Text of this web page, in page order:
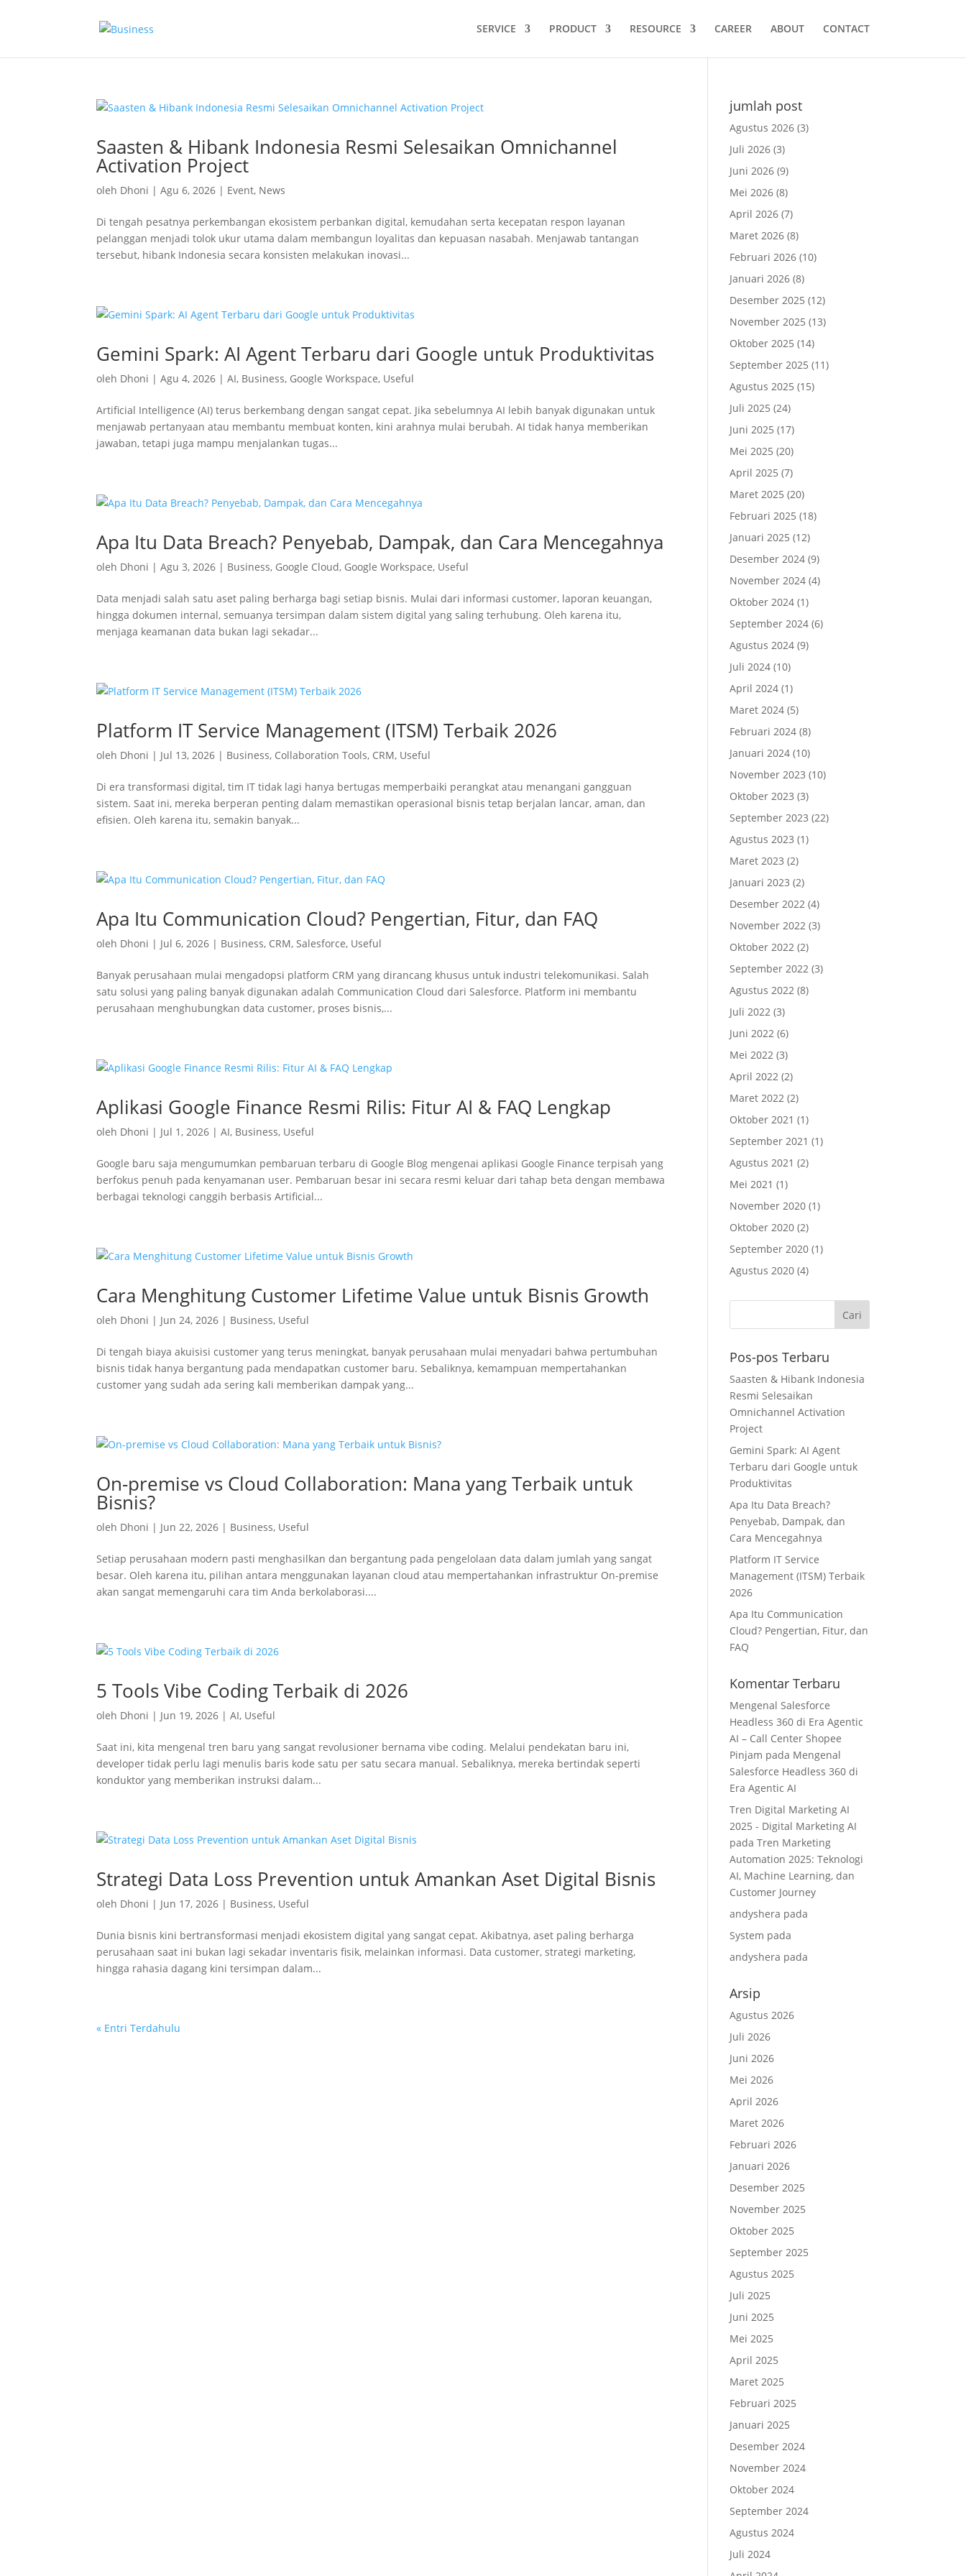
SERVICE PRODUCT RESOURCE CAREER ABOUT CONTACT
Saasten & Hibank Indonesia Resmi Selesaikan Omnichannel
Activation Project
oleh Dhoni |Agu 6, 2026 | Event, News
Di tengah pesatnya perkembangan ekosistem perbankan digital, kemudahan serta kecepatan respon layanan
pelanggan menjadi tolok ukur utama dalam membangun loyalitas dan kepuasan nasabah. Menjawab tantangan
tersebut, hibank Indonesia secara konsisten melakukan inovasi...
Gemini Spark: AI Agent Terbaru dari Google untuk Produktivitas
oleh Dhoni |Agu 4, 2026 |AI, Business, Google Workspace, Useful
Artificial Intelligence (AI) terus berkembang dengan sangat cepat. Jika sebelumnya AI lebih banyak digunakan untuk
menjawab pertanyaan atau membantu membuat konten, kini arahnya mulai berubah. AI tidak hanya memberikan
jawaban, tetapi juga mampu menjalankan tugas...
Apa Itu Data Breach? Penyebab, Dampak, dan Cara Mencegahnya
oleh Dhoni |Agu 3, 2026 | Business, Google Cloud, Google Workspace, Useful
Data menjadi salah satu aset paling berharga bagi setiap bisnis. Mulai dari informasi customer, laporan keuangan,
hingga dokumen internal, semuanya tersimpan dalam sistem digital yang saling terhubung. Oleh karena itu,
menjaga keamanan data bukan lagi sekadar...
Platform IT Service Management (ITSM) Terbaik 2026
oleh Dhoni | Jul 13, 2026 | Business, Collaboration Tools, CRM, Useful
Di era transformasi digital, tim IT tidak lagi hanya bertugas memperbaiki perangkat atau menangani gangguan
sistem. Saat ini, mereka berperan penting dalam memastikan operasional bisnis tetap berjalan lancar, aman, dan
efisien. Oleh karena itu, semakin banyak...
Apa Itu Communication Cloud? Pengertian, Fitur, dan FAQ
oleh Dhoni | Jul 6, 2026 | Business, CRM,Salesforce, Useful
Banyak perusahaan mulai mengadopsi platform CRM yang dirancang khusus untuk industri telekomunikasi. Salah
satu solusi yang paling banyak digunakan adalah Communication Cloud dari Salesforce. Platform ini membantu
perusahaan menghubungkan data customer, proses bisnis,...
Aplikasi Google Finance Resmi Rilis: Fitur AI & FAQ Lengkap
oleh Dhoni | Jul 1, 2026 |AI, Business, Useful
Google baru saja mengumumkan pembaruan terbaru di Google Blog mengenai aplikasi Google Finance terpisah yang
berfokus penuh pada kenyamanan user. Pembaruan besar ini secara resmi keluar dari tahap beta dengan membawa
berbagai teknologi canggih berbasis Artificial...
Cara Menghitung Customer Lifetime Value untuk Bisnis Growth
oleh Dhoni | Jun 24, 2026 | Business, Useful
Di tengah biaya akuisisi customer yang terus meningkat, banyak perusahaan mulai menyadari bahwa pertumbuhan
bisnis tidak hanya bergantung pada mendapatkan customer baru. Sebaliknya, kemampuan mempertahankan
customer yang sudah ada sering kali memberikan dampak yang...
On-premise vs Cloud Collaboration: Mana yang Terbaik untuk
Bisnis?
oleh Dhoni | Jun 22, 2026 | Business, Useful
Setiap perusahaan modern pasti menghasilkan dan bergantung pada pengelolaan data dalam jumlah yang sangat
besar. Oleh karena itu, pilihan antara menggunakan layanan cloud atau mempertahankan infrastruktur On-premise
akan sangat memengaruhi cara tim Anda berkolaborasi....
5 Tools Vibe Coding Terbaik di 2026
oleh Dhoni | Jun 19, 2026 |AI, Useful
Saat ini, kita mengenal tren baru yang sangat revolusioner bernama vibe coding. Melalui pendekatan baru ini,
developer tidak perlu lagi menulis baris kode satu per satu secara manual. Sebaliknya, mereka bertindak seperti
konduktor yang memberikan instruksi dalam...
Strategi Data Loss Prevention untuk Amankan Aset Digital Bisnis
oleh Dhoni | Jun 17, 2026 | Business, Useful
Dunia bisnis kini bertransformasi menjadi ekosistem digital yang sangat cepat. Akibatnya, aset paling berharga
perusahaan saat ini bukan lagi sekadar inventaris fisik, melainkan informasi. Data customer, strategi marketing,
hingga rahasia dagang kini tersimpan dalam...
« Entri Terdahulu
jumlah post
Agustus 2026 (3)
Juli 2026 (3)
Juni 2026 (9)
Mei 2026 (8)
April 2026 (7)
Maret 2026 (8)
Februari 2026 (10)
Januari 2026 (8)
Desember 2025 (12)
November 2025 (13)
Oktober 2025 (14)
September 2025 (11)
Agustus 2025 (15)
Juli 2025 (24)
Juni 2025 (17)
Mei 2025 (20)
April 2025 (7)
Maret 2025 (20)
Februari 2025 (18)
Januari 2025 (12)
Desember 2024 (9)
November 2024 (4)
Oktober 2024 (1)
September 2024 (6)
Agustus 2024 (9)
Juli 2024 (10)
April 2024 (1)
Maret 2024 (5)
Februari 2024 (8)
Januari 2024 (10)
November 2023 (10)
Oktober 2023 (3)
September 2023 (22)
Agustus 2023 (1)
Maret 2023 (2)
Januari 2023 (2)
Desember 2022 (4)
November 2022 (3)
Oktober 2022 (2)
September 2022 (3)
Agustus 2022 (8)
Juli 2022 (3)
Juni 2022 (6)
Mei 2022 (3)
April 2022 (2)
Maret 2022 (2)
Oktober 2021 (1)
September 2021 (1)
Agustus 2021 (2)
Mei 2021 (1)
November 2020 (1)
Oktober 2020 (2)
September 2020 (1)
Agustus 2020 (4)
Pos-pos Terbaru
Saasten & Hibank Indonesia
Resmi Selesaikan
Omnichannel Activation
Project
Gemini Spark: AI Agent
Terbaru dari Google untuk
Produktivitas
Apa Itu Data Breach?
Penyebab, Dampak, dan
Cara Mencegahnya
Platform IT Service
Management (ITSM) Terbaik
2026
Apa Itu Communication
Cloud? Pengertian, Fitur, dan
FAQ
Komentar Terbaru
Mengenal Salesforce
Headless 360 di Era Agentic
AI – Call Center Shopee
Pinjam pada Mengenal
Salesforce Headless 360 di
Era Agentic AI
Tren Digital Marketing AI
2025 - Digital Marketing AI
padaTren Marketing
Automation 2025: Teknologi
AI, Machine Learning, dan
Customer Journey
andyshera pada
System pada
andyshera pada
Arsip
Agustus 2026
Juli 2026
Juni 2026
Mei 2026
April 2026
Maret 2026
Februari 2026
Januari 2026
Desember 2025
November 2025
Oktober 2025
September 2025
Agustus 2025
Juli 2025
Juni 2025
Mei 2025
April 2025
Maret 2025
Februari 2025
Januari 2025
Desember 2024
November 2024
Oktober 2024
September 2024
Agustus 2024
Juli 2024